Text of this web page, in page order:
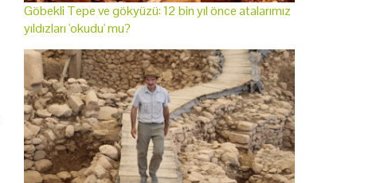
Göbekli Tepe ve gökyüzü: 12 bin yıl önce atalarımız
yıldızları 'okudu' mu?